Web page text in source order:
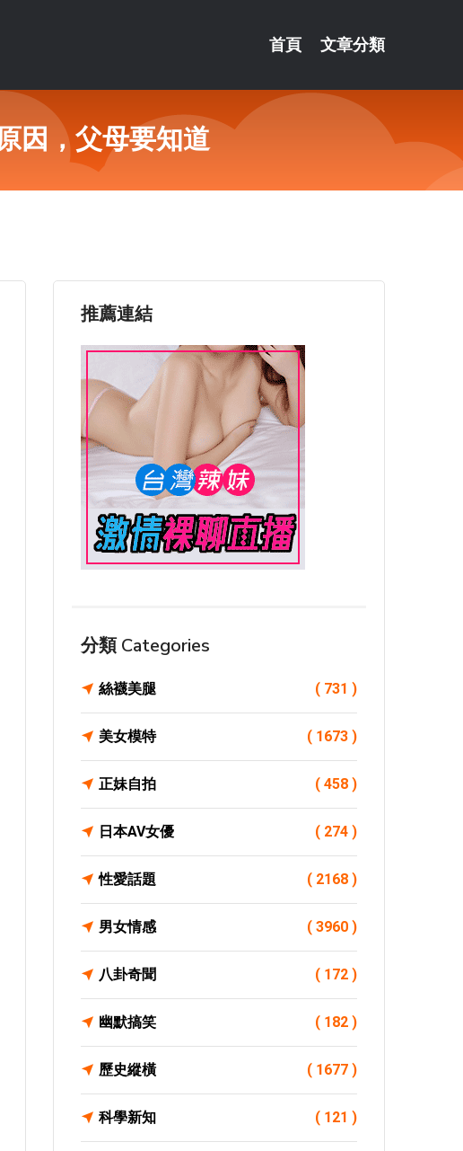
首頁 文章分類
因，父母要知道
推薦連結
分類 Categories
絲襪美腿 ( 731 )
美女模特 ( 1673 )
正妹自拍 ( 458 )
日本AV女優 ( 274 )
性愛話題 ( 2168 )
男女情感 ( 3960 )
八卦奇聞 ( 172 )
幽默搞笑 ( 182 )
歷史縱橫 ( 1677 )
科學新知 ( 121 )